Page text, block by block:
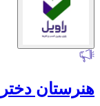
هنرستان